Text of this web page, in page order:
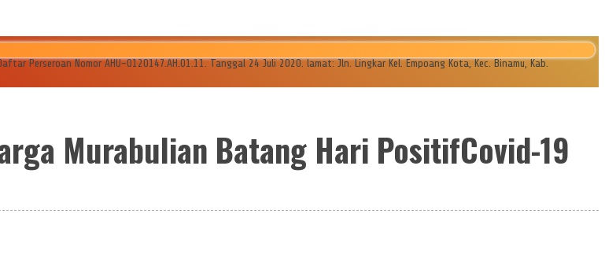
Daftar Perseroan Nomor AHU-0120147.AH.01.11. Tanggal 24 Juli 2020. lamat: Jln. Lingkar Kel. Empoang Kota, Kec. Binamu, Kab.
Murabulian Batang Hari PositifCovid-19